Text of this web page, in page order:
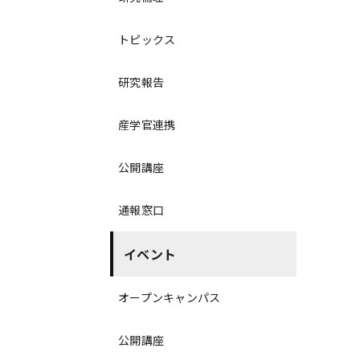
トピックス
研究報告
産学官連携
公開講座
通報窓口
イベント
オープンキャンパス
公開講座